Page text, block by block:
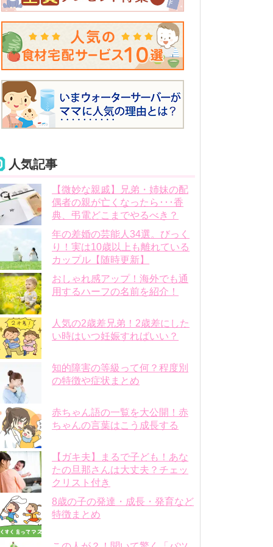
人気記事
【微妙な親戚】兄弟・姉妹の配
偶者の親が亡くなったら･･･香
典、弔電どこまでやるべき？
年の差婚の芸能人34選。びっく
り！実は10歳以上も離れている
カップル【随時更新】
おしゃれ感アップ！海外でも通
用するハーフの名前を紹介！
人気の2歳差兄弟！2歳差にした
い時はいつ妊娠すればいい？
知的障害の等級って何？程度別
の特徴や症状まとめ
赤ちゃん語の一覧を大公開！赤
ちゃんの言葉はこう成長する
【ガキ夫】まるで子ども！あな
たの旦那さんは大丈夫？チェッ
クリスト付き
8歳の子の発達・成長・発育など
特徴まとめ